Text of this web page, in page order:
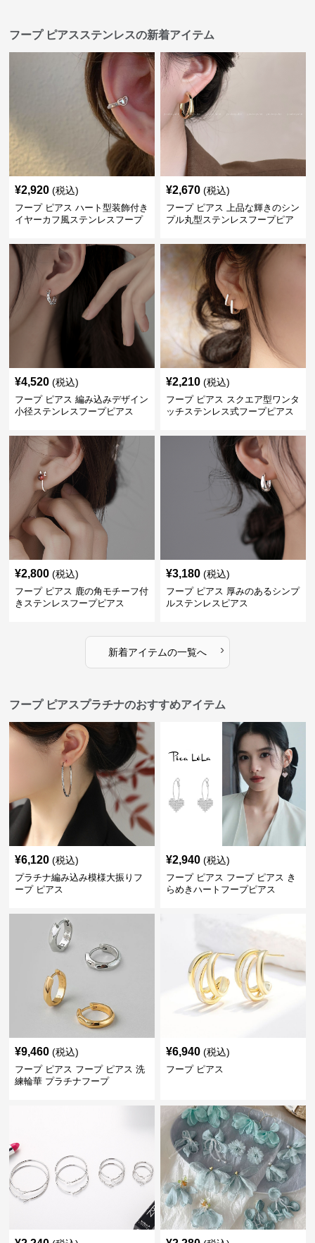
フープ ピアスステンレスの新着アイテム
¥2,920 (税込)
フープ ピアス ハート型装飾付き
イヤーカフ風ステンレスフープ
¥2,670 (税込)
フープ ピアス 上品な輝きのシン
プル丸型ステンレスフープピア
¥4,520 (税込)
フープ ピアス 編み込みデザイン
小径ステンレスフープピアス
¥2,210 (税込)
フープ ピアス スクエア型ワンタ
ッチステンレス式フープピアス
¥2,800 (税込)
フープ ピアス 鹿の角モチーフ付
きステンレスフープピアス
¥3,180 (税込)
フープ ピアス 厚みのあるシンプ
ルステンレスピアス
新着アイテムの一覧へ ›
フープ ピアスプラチナのおすすめアイテム
¥6,120 (税込)
プラチナ編み込み模様大振りフ
ープ ピアス
¥2,940 (税込)
フープ ピアス フープ ピアス き
らめきハートフープピアス
¥9,460 (税込)
フープ ピアス フープ ピアス 洗
練輪華 プラチナフープ
¥6,940 (税込)
フープ ピアス